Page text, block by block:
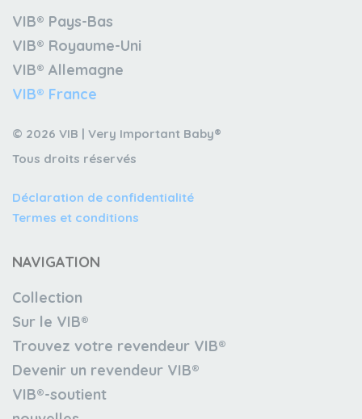
VIB® Pays-Bas
VIB® Royaume-Uni
VIB® Allemagne
VIB® France
© 2026 VIB | Very Important Baby®
Tous droits réservés
Déclaration de confidentialité
Termes et conditions
NAVIGATION
Collection
Sur le VIB®
Trouvez votre revendeur VIB®
Devenir un revendeur VIB®
VIB®-soutient